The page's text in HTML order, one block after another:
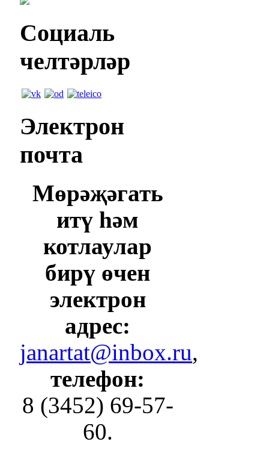
Социаль
челтәрләр
Электрон
почта
Мөрәҗәгать
итү һәм
котлаулар
бирү өчен
электрон
адрес:
janartat@inbox.ru,
телефон:
8 (3452) 69-57-
60.